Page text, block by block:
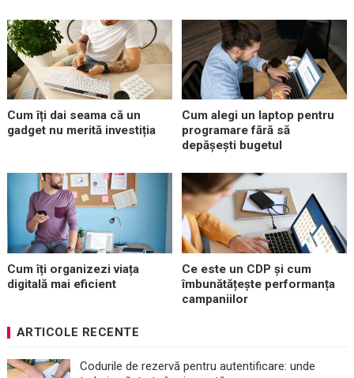
Cum îți dai seama că un
gadget nu merită investiția
Cum alegi un laptop pentru
programare fără să
depășești bugetul
Cum îți organizezi viața
digitală mai eficient
Ce este un CDP și cum
îmbunătățește performanța
campaniilor
ARTICOLE RECENTE
Codurile de rezervă pentru autentificare: unde